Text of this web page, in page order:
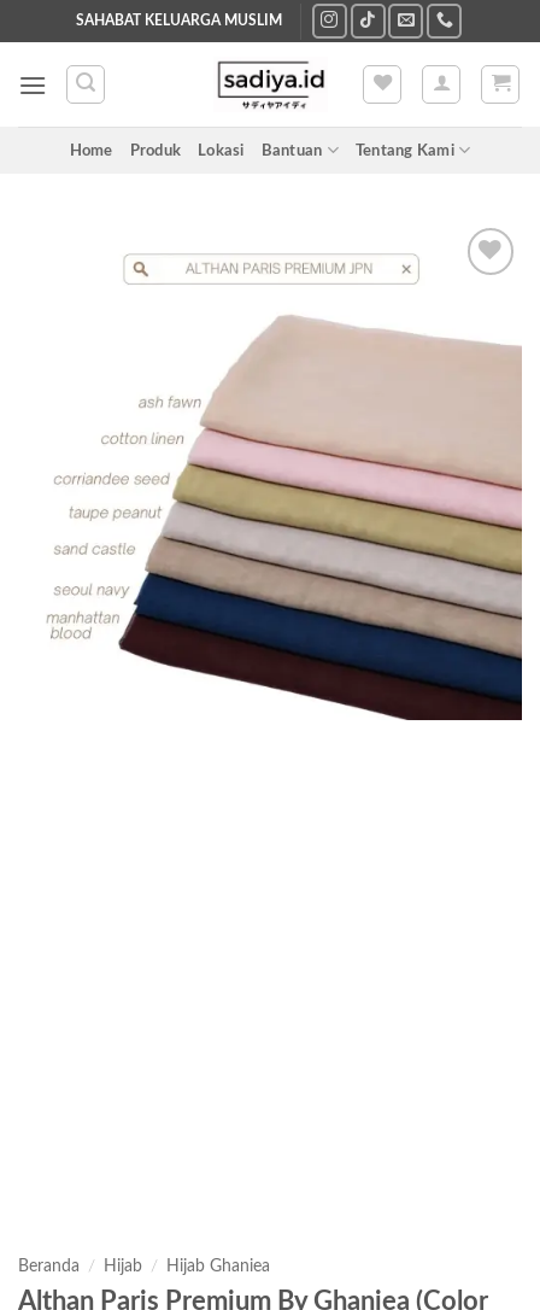
to
content
SAHABAT KELUARGA MUSLIM
Home Produk Lokasi Bantuan Tentang Kami
Beranda / Hijab / Hijab Ghaniea
Althan Paris Premium By Ghaniea (Color